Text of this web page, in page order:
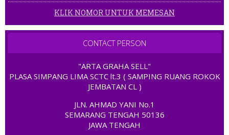
0857 114 17777
0857 4060 2000
0823 22777 168
0822 23 9191
KLIK NOMOR UNTUK MEMESAN
CONTACT PERSON
"ARTA GRAHA SELL"
PLASA SIMPANG LIMA SCTC lt.3 ( SAMPING RUANG ROKOK
JEMBATAN CL )
JLN. AHMAD YANI No.1
SEMARANG TENGAH 50136
JAWA TENGAH